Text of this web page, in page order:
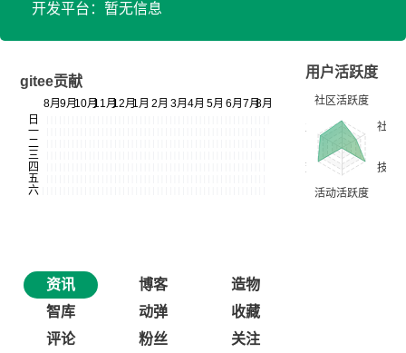
开发平台：暂无信息
gitee贡献
用户活跃度
资讯 博客
造物
智库
动弹
收藏
评论
粉丝 关注